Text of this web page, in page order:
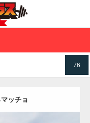
76
ッチョ